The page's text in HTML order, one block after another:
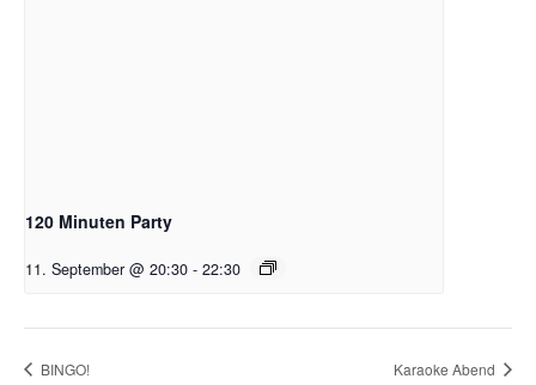
120 Minuten Party
11. September @ 20:30 - 22:30
BINGO! Karaoke Abend